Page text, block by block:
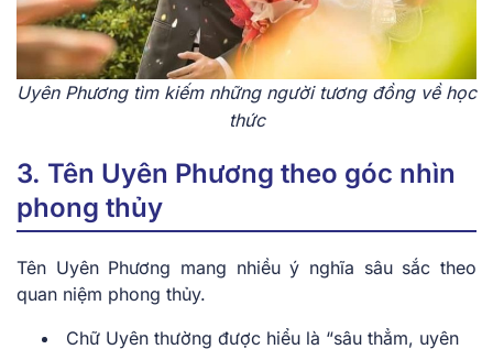
Uyên Phương tìm kiếm những người tương đồng về học
thức
3. Tên Uyên Phương theo góc nhìn
phong thủy
Tên Uyên Phương mang nhiều ý nghĩa sâu sắc theo
quan niệm phong thủy.
Chữ Uyên thường được hiểu là “sâu thẳm, uyên